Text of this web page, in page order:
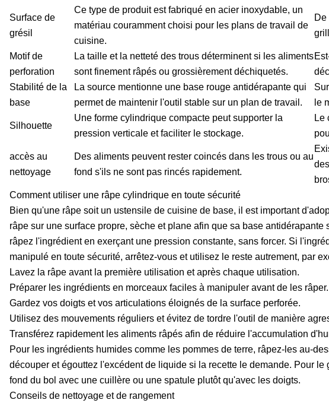
Surface de
grésil
Ce type de produit est fabriqué en acier inoxydable, un
matériau couramment choisi pour les plans de travail de
cuisine.
De
Motif de
perforation
La taille et la netteté des trous déterminent si les aliments
sont finement râpés ou grossièrement déchiquetés.
Stabilité de la
base
La source mentionne une base rouge antidérapante qui
permet de maintenir l'outil stable sur un plan de travail.
le
Silhouette
Une forme cylindrique compacte peut supporter la
pression verticale et faciliter le stockage.
Le
accès au
nettoyage
Des aliments peuvent rester coincés dans les trous ou au
fond s'ils ne sont pas rincés rapidement.
Comment utiliser une râpe cylindrique en toute sécurité
Bien qu'une râpe soit un ustensile de cuisine de base, il est important
râpe sur une surface propre, sèche et plane afin que sa base antidérapante
râpez l'ingrédient en exerçant une pression constante, sans forcer. Si
manipulé en toute sécurité, arrêtez-vous et utilisez le reste autrement, par
Lavez la râpe avant la première utilisation et après chaque utilisation.
Préparer les ingrédients en morceaux faciles à manipuler avant de les râper.
Gardez vos doigts et vos articulations éloignés de la surface perforée.
Utilisez des mouvements réguliers et évitez de tordre l'outil de manière
Transférez rapidement les aliments râpés afin de réduire l'accumulation
Pour les ingrédients humides comme les pommes de terre, râpez-les au-
découper et égouttez l'excédent de liquide si la recette le demande. Pour
fond du bol avec une cuillère ou une spatule plutôt qu'avec les doigts.
Conseils de nettoyage et de rangement